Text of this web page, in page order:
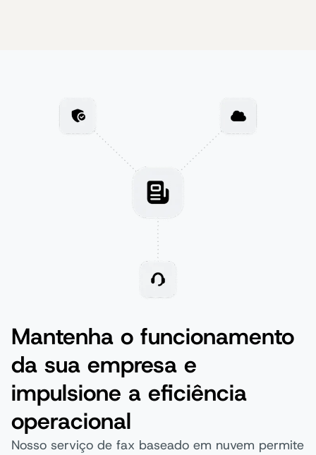
Mantenha o funcionamento
da sua empresa e
impulsione a eficiência
operacional
Nosso serviço de fax baseado em nuvem permite